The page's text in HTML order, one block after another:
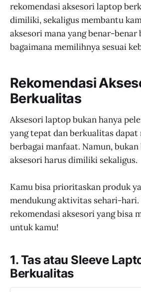
rekomendasi aksesori laptop
dimiliki, sekaligus membantu
aksesori mana yang benar-benar
bagaimana memilihnya sesuai
Rekomendasi
Berkualitas
Aksesori laptop bukan hanya
yang tepat dan berkualitas dapat
berbagai manfaat. Namun,
aksesori harus dimiliki sekaligus.
Kamu bisa prioritaskan produk
mendukung aktivitas sehari-
rekomendasi aksesori yang bisa
untuk kamu!
1. Tas atau Sleeve
Berkualitas